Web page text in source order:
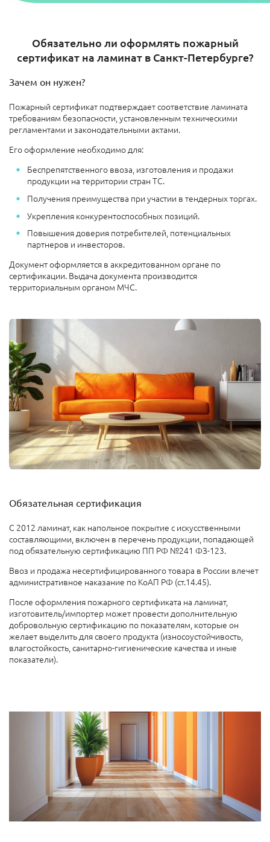
Обязательно ли оформлять пожарный
сертификат на ламинат в Санкт-Петербурге?
Зачем он нужен?
Пожарный сертификат подтверждает соответствие ламината
требованиям безопасности, установленным техническими
регламентами и законодательными актами.
Его оформление необходимо для:
Беспрепятственного ввоза, изготовления и продажи
продукции на территории стран ТС.
Получения преимущества при участии в тендерных торгах.
Укрепления конкурентоспособных позиций.
Повышения доверия потребителей, потенциальных
партнеров и инвесторов.
Документ оформляется в аккредитованном органе по
сертификации. Выдача документа производится
территориальным органом МЧС.
Обязательная сертификация
С 2012 ламинат, как напольное покрытие с искусственными
составляющими, включен в перечень продукции, попадающей
под обязательную сертификацию ПП РФ №241 ФЗ-123.
Ввоз и продажа несертифицированного товара в России влечет
административное наказание по КоАП РФ (ст.14.45).
После оформления пожарного сертификата на ламинат,
изготовитель/импортер может провести дополнительную
добровольную сертификацию по показателям, которые он
желает выделить для своего продукта (износоустойчивость,
влагостойкость, санитарно-гигиенические качества и иные
показатели).